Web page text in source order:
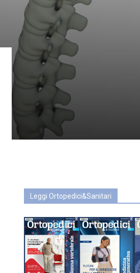
Leggi Ortopedici&Sanitari